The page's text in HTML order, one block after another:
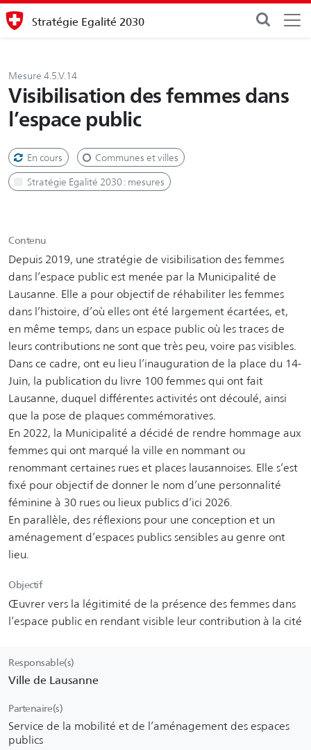
Stratégie Egalité 2030
Mesure 4.5.V.14
Visibilisation des femmes dans
l’espace public
En cours Communes et villes
Stratégie Egalité 2030 : mesures
Contenu
Depuis 2019, une stratégie de visibilisation des femmes
dans l’espace public est menée par la Municipalité de
Lausanne. Elle a pour objectif de réhabiliter les femmes
dans l’histoire, d’où elles ont été largement écartées, et,
en même temps, dans un espace public où les traces de
leurs contributions ne sont que très peu, voire pas visibles.
Dans ce cadre, ont eu lieu l’inauguration de la place du 14-
Juin, la publication du livre 100 femmes qui ont fait
Lausanne, duquel différentes activités ont découlé, ainsi
que la pose de plaques commémoratives.
En 2022, la Municipalité a décidé de rendre hommage aux
femmes qui ont marqué la ville en nommant ou
renommant certaines rues et places lausannoises. Elle s’est
fixé pour objectif de donner le nom d’une personnalité
féminine à 30 rues ou lieux publics d’ici 2026.
En parallèle, des réflexions pour une conception et un
aménagement d’espaces publics sensibles au genre ont
lieu.
Objectif
Œuvrer vers la légitimité de la présence des femmes dans
l’espace public en rendant visible leur contribution à la cité
Responsable(s)
Ville de Lausanne
Partenaire(s)
Service de la mobilité et de l’aménagement des espaces
publics